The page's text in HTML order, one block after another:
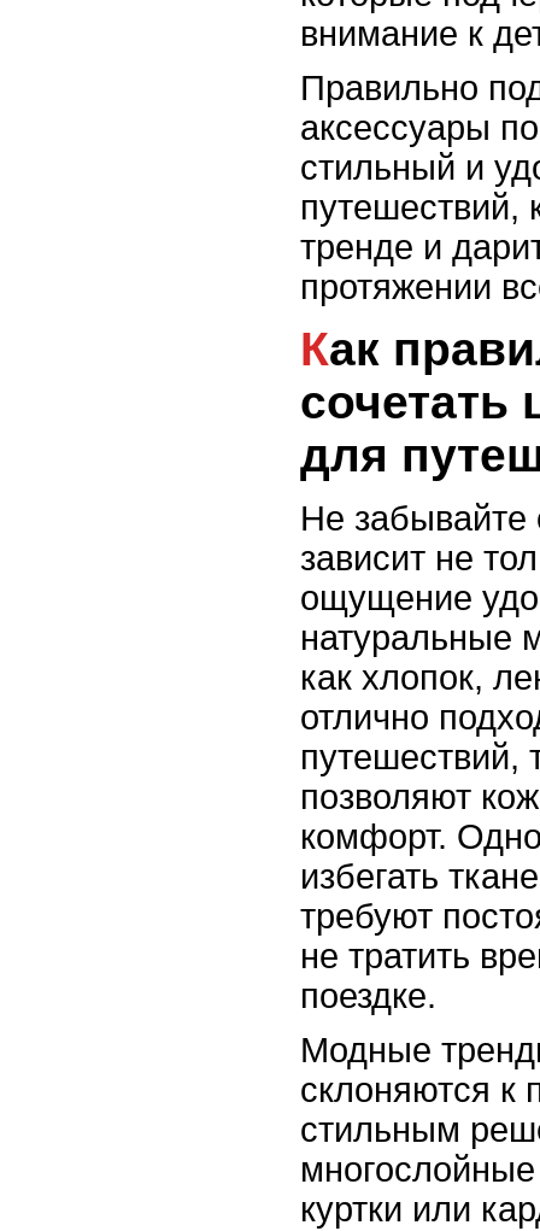
внимание к
Правильно
аксессуары
стильный и
путешествий,
тренде и
протяжении
Как правильно
сочетать
для
Не забывайте
зависит не
ощущение
натуральные
как хлопок,
отлично
путешествий,
позволяют
комфорт.
избегать
требуют
не тратить
поездке.
Модные
склоняются к
стильным
куртки или